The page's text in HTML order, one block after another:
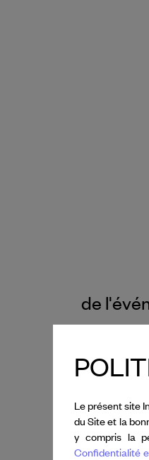
de
année, la
Le
la Trisha
Le présent site
du Site et la
y compris la
Confidentialité